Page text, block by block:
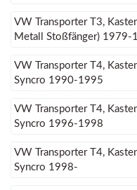
VW Transporter T3,
Metall Stoßfänger) 1979-
VW Transporter T4,
Syncro 1990-1995
VW Transporter T4,
Syncro 1996-1998
VW Transporter T4,
Syncro 1998-